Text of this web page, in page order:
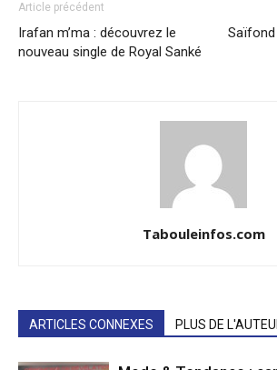
Article précédent
Irafan m’ma : découvrez le
nouveau single de Royal Sanké
Saïfond
Tabouleinfos.com
ARTICLES CONNEXES PLUS DE